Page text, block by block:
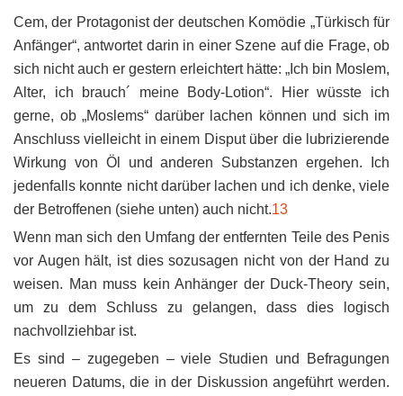
Cem, der Protagonist der deutschen Komödie „Türkisch für
Anfänger“, antwortet darin in einer Szene auf die Frage, ob
sich nicht auch er gestern erleichtert hätte: „Ich bin Moslem,
Alter, ich brauch´ meine Body-Lotion“. Hier wüsste ich
gerne, ob „Moslems“ darüber lachen können und sich im
Anschluss vielleicht in einem Disput über die lubrizierende
Wirkung von Öl und anderen Substanzen ergehen. Ich
jedenfalls konnte nicht darüber lachen und ich denke, viele
der Betroffenen (siehe unten) auch nicht.13
Wenn man sich den Umfang der entfernten Teile des Penis
vor Augen hält, ist dies sozusagen nicht von der Hand zu
weisen. Man muss kein Anhänger der Duck-Theory sein,
um zu dem Schluss zu gelangen, dass dies logisch
nachvollziehbar ist.
Es sind – zugegeben – viele Studien und Befragungen
neueren Datums, die in der Diskussion angeführt werden.